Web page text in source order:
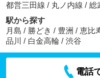
都営三田線 / 丸ノ内線 / 総
駅から探す
月島 / 勝どき / 豊洲 / 恵比
品川
/ 白金高輪 / 渋谷
電話